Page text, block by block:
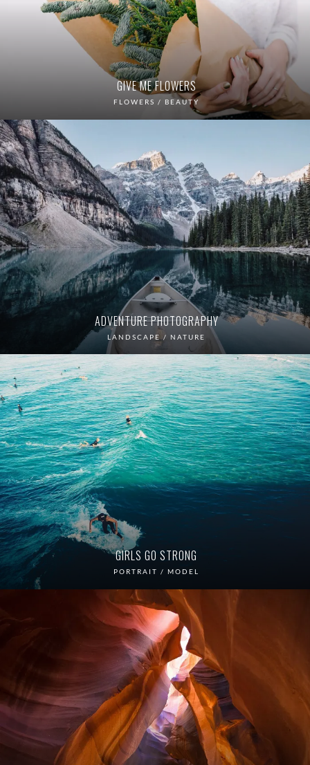
GIVE ME FLOWERS
FLOWERS / BEAUTY
ADVENTURE PHOTOGRAPHY
LANDSCAPE / NATURE
GIRLS GO STRONG
PORTRAIT / MODEL